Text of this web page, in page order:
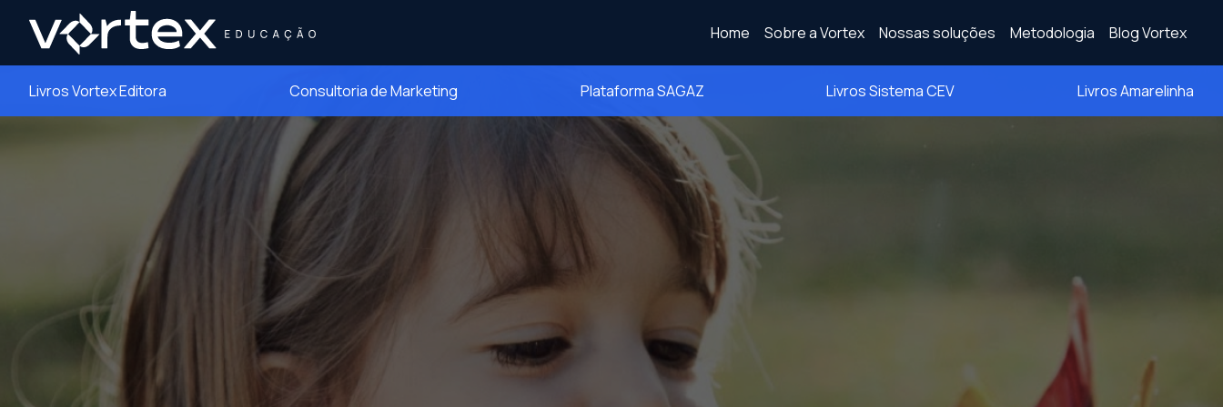
Home Sobre a Vortex Nossas soluções Metodologia Blog Vortex
Livros Vortex Editora Consultoria de Marketing Plataforma SAGAZ Livros Sistema CEV Livros Amarelinha